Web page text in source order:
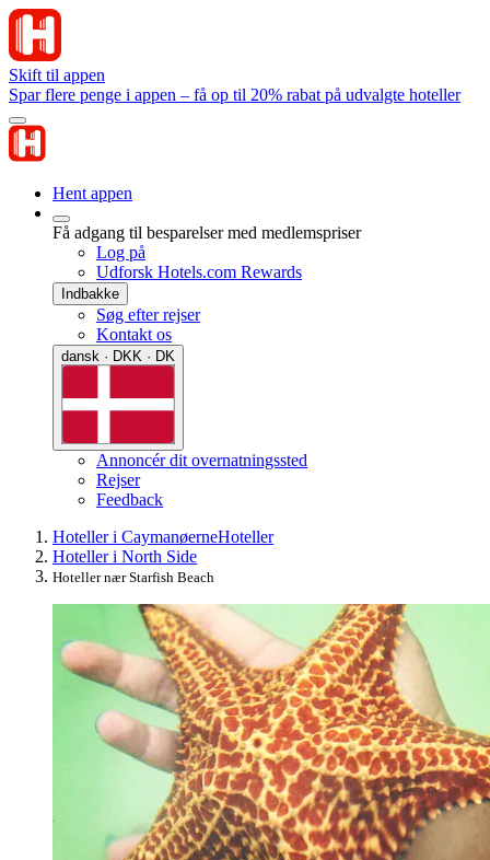
Skift til appen
Spar flere penge i appen – få op til 20% rabat på udvalgte hoteller
Hent appen
Få adgang til besparelser med medlemspriser
Log på
Udforsk Hotels.com Rewards
Indbakke
Søg efter rejser
Kontakt os
dansk · DKK · DK
Annoncér dit overnatningssted
Rejser
Feedback
Hoteller i CaymanøerneHoteller
Hoteller i North Side
Hoteller nær Starfish Beach